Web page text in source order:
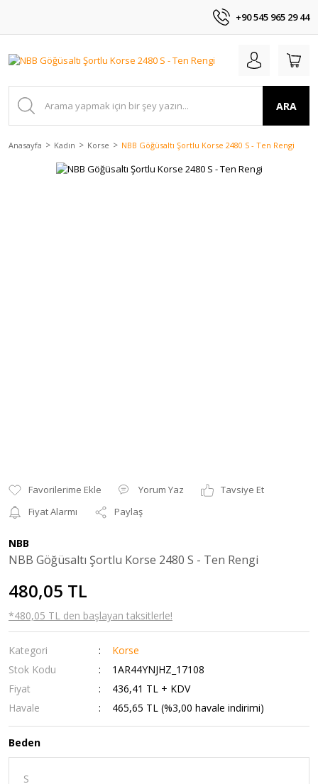
+90 545 965 29 44
ARA
Anasayfa Kadın Korse NBB Göğüsaltı Şortlu Korse 2480 S - Ten Rengi
Yorum Yaz
Tavsiye Et
Fiyat Alarmı
Paylaş
NBB
NBB Göğüsaltı Şortlu Korse 2480 S - Ten Rengi
480,05 TL
*480,05 TL den başlayan taksitlerle!
Kategori
Korse
Stok Kodu
1AR44YNJHZ_17108
Fiyat
436,41 TL + KDV
Havale
465,65 TL (%3,00 havale indirimi)
Beden